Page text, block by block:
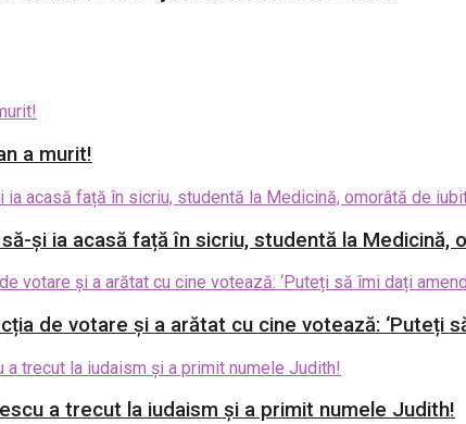
a murit!
și ia acasă față în sicriu, studentă la Medicină,
de votare și a arătat cu cine votează: ‘Puteți
a trecut la iudaism și a primit numele Judith!